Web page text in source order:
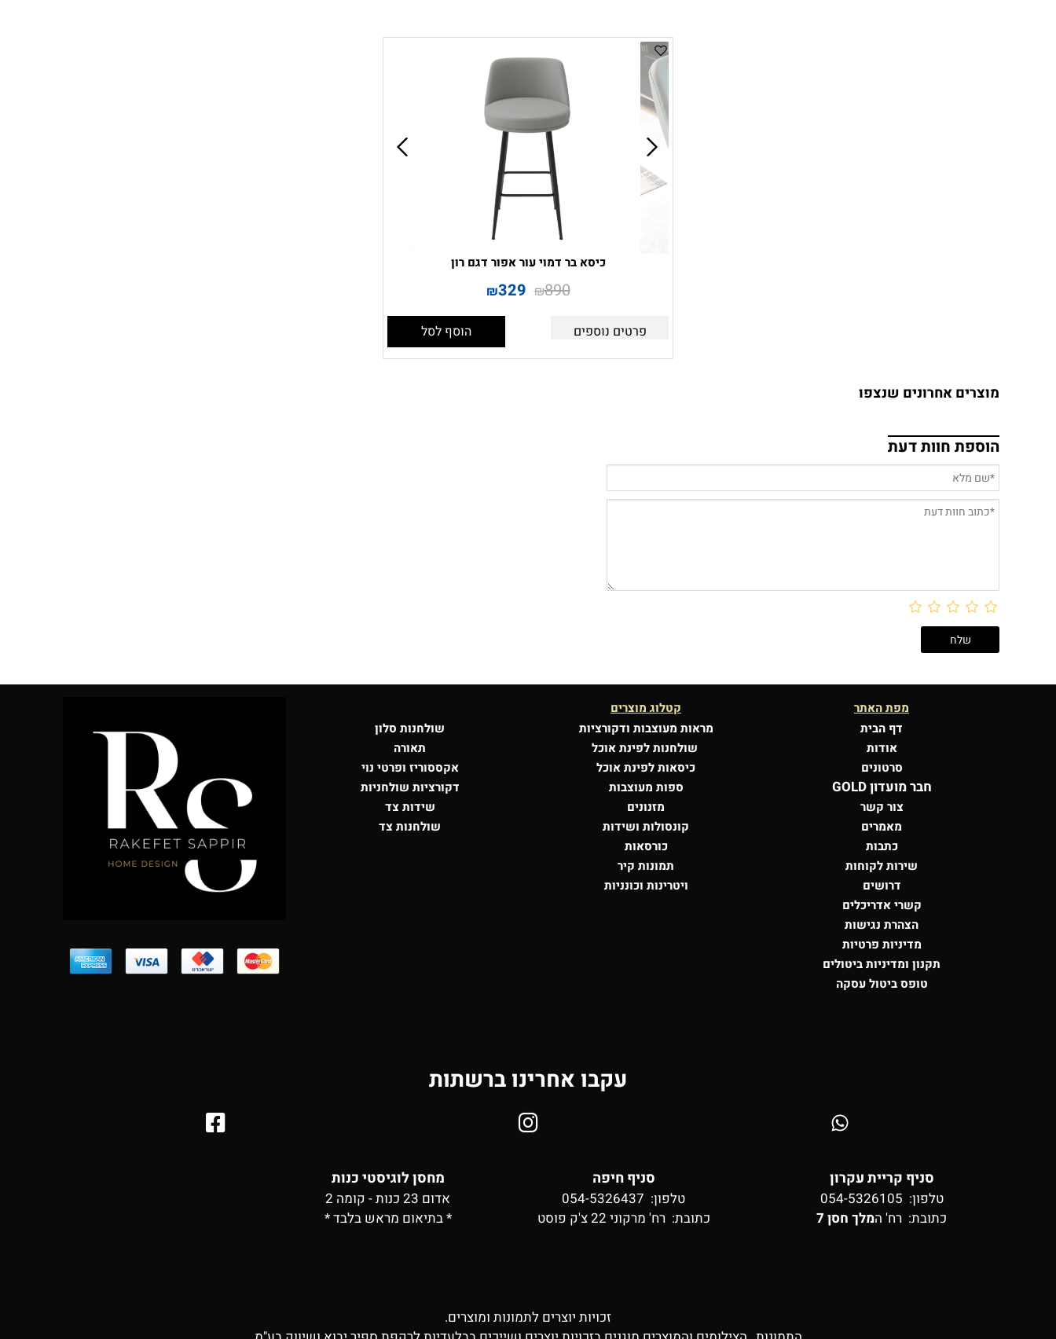
כיסא בר דמוי עור אפור דגם רון
₪890
₪329
פרטים נוספים הוסף לסל
מוצרים אחרונים שנצפו
הוספת חוות דעת
מפת האתר
דף הבית
אודות
סרטונים
חבר מועדון GOLD
צור קשר
מאמרים
כתבות
שירות לקוחות
דרושים
קשרי אדריכלים
הצהרת נגישות
מדיניות פרטיות
תקנון ומדיניות ביטולים
טופס ביטול עסקה
קטלוג מוצרים
מראות מעוצבות ודקורציות
שולחנות לפינת אוכל
כיסאות לפינת אוכל
ספות מעוצבות
מזנונים
קונסולות ושידות
כורסאות
תמונות קיר
ויטרינות וכונניות
שולחנות סלון
תאורה
אקססוריז ופרטי נוי
דקורציות שולחניות
שידות צד
שולחנות צד
עקבו אחרינו ברשתות
סניף קריית עקרון
טלפון: 054-5326105
כתובת: רח' המלך חסן 7
סניף חיפה
טלפון: 054-5326437
כתובת: רח' מרקוני 22 צ'ק פוסט
מחסן לוגיסטי כנות
אדום 23 כנות - קומה 2
* בתיאום מראש בלבד *
זכויות יוצרים לתמונות ומוצרים.